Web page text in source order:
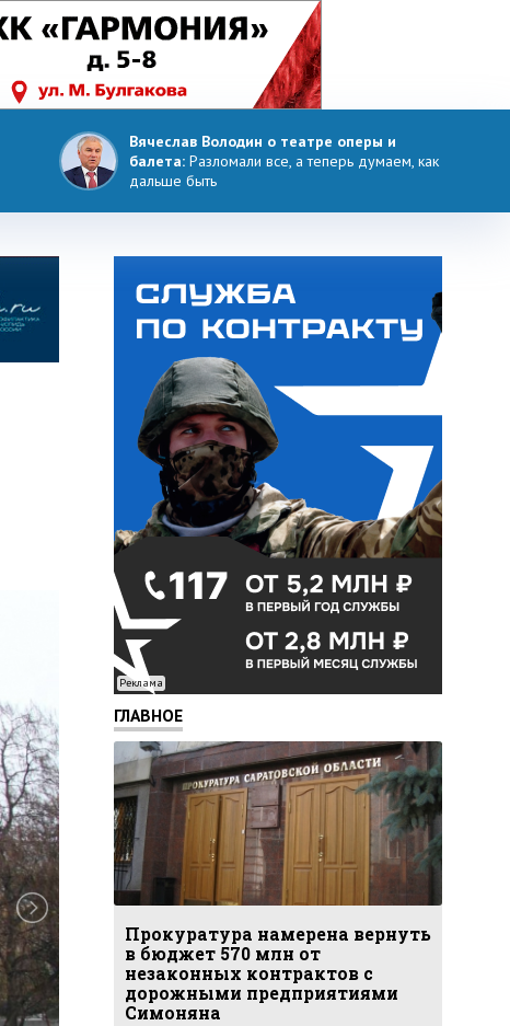
Вячеслав Володин о театре оперы и
балета: Разломали все, а теперь думаем, как
дальше быть
Реклама
ГЛАВНОЕ
Прокуратура намерена вернуть
в бюджет 570 млн от
незаконных контрактов с
дорожными предприятиями
Симоняна